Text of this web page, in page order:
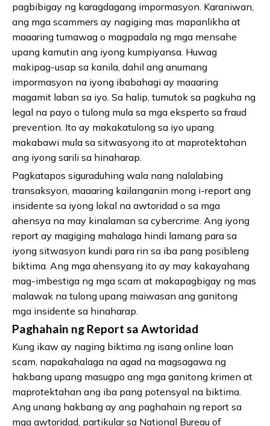
pagbibigay ng karagdagang impormasyon. Karaniwan,
ang mga scammers ay nagiging mas mapanlikha at
maaaring tumawag o magpadala ng mga mensahe
upang kamutin ang iyong kumpiyansa. Huwag
makipag-usap sa kanila, dahil ang anumang
impormasyon na iyong ibabahagi ay maaaring
magamit laban sa iyo. Sa halip, tumutok sa pagkuha ng
legal na payo o tulong mula sa mga eksperto sa fraud
prevention. Ito ay makakatulong sa iyo upang
makabawi mula sa sitwasyong ito at maprotektahan
ang iyong sarili sa hinaharap.
Pagkatapos siguraduhing wala nang nalalabing
transaksyon, maaaring kailanganin mong i-report ang
insidente sa iyong lokal na awtoridad o sa mga
ahensya na may kinalaman sa cybercrime. Ang iyong
report ay magiging mahalaga hindi lamang para sa
iyong sitwasyon kundi para rin sa iba pang posibleng
biktima. Ang mga ahensyang ito ay may kakayahang
mag-imbestiga ng mga scam at makapagbigay ng mas
malawak na tulong upang maiwasan ang ganitong
mga insidente sa hinaharap.
Paghahain ng Report sa Awtoridad
Kung ikaw ay naging biktima ng isang online loan
scam, napakahalaga na agad na magsagawa ng
hakbang upang masugpo ang mga ganitong krimen at
maprotektahan ang iba pang potensyal na biktima.
Ang unang hakbang ay ang paghahain ng report sa
mga awtoridad, partikular sa National Bureau of